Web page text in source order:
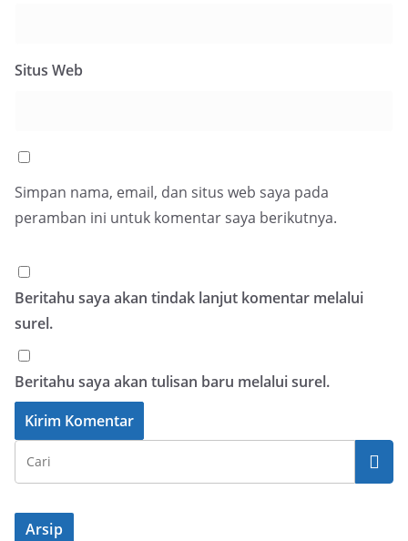
Situs Web
Simpan nama, email, dan situs web saya pada
peramban ini untuk komentar saya berikutnya.
Beritahu saya akan tindak lanjut komentar melalui
surel.
Beritahu saya akan tulisan baru melalui surel.
Arsip